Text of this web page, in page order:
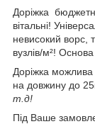
Доріжка
вітальні!
невисокий ворс,
вузлів/м²! Основа
Доріжка
на довжину до
т.д!
Під Ваше